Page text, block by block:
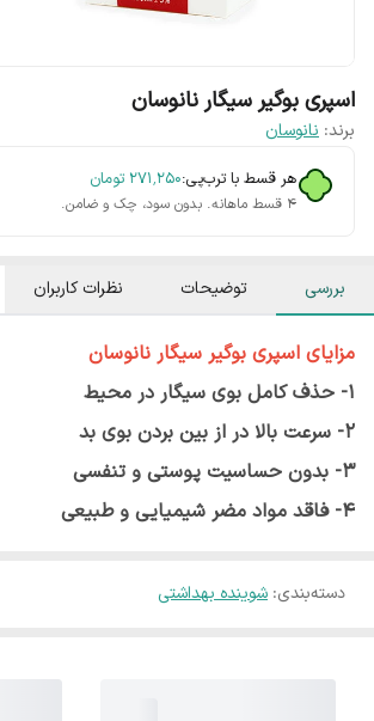
اسپری بوگیر سیگار نانوسان
برند: نانوسان
هر قسط با ترب‌پی:۲۷۱٬۲۵۰ تومان
۴ قسط ماهانه. بدون سود، چک و ضامن.
بررسی توضیحات نظرات کاربران
مزایای اسپری بوگیر سیگار نانوسان
1- حذف کامل بوی سیگار در محیط
2- سرعت بالا در از بین بردن بوی بد
3- بدون حساسیت پوستی و تنفسی
4- فاقد مواد مضر شیمیایی و طبیعی
دسته‌بندی: شوینده بهداشتی